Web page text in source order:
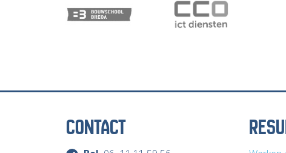
CONTACT